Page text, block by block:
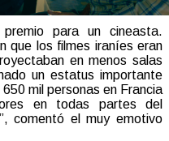
para un cineasta.
que los filmes iraníes eran
en menos salas
un estatus importante
mil personas en Francia
en todas partes del
comentó el muy emotivo